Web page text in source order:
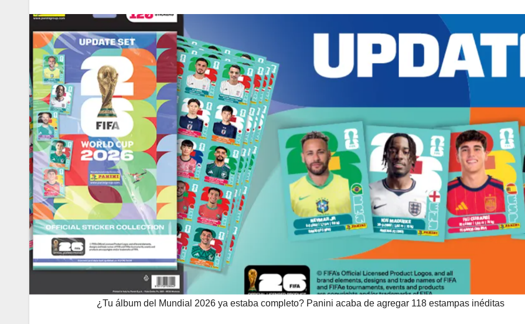
¿Tu álbum del Mundial 2026 ya estaba completo? Panini acaba de agregar 118 estampas inéditas